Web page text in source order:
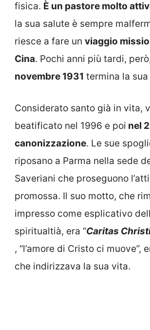
fisica. È un pastore molto
la sua salute è sempre
riesce a fare un viaggio
Cina. Pochi anni più tardi,
novembre 1931 termina la
Considerato santo già in vita,
beatificato nel 1996 e poi nel
canonizzazione. Le sue
riposano a Parma nella sede
Saveriani che proseguono
promossa. Il suo motto, che
impresso come esplicativo
spiritualtià, era “Caritas
, “l’amore di Cristo ci muove”,
che indirizzava la sua vita.